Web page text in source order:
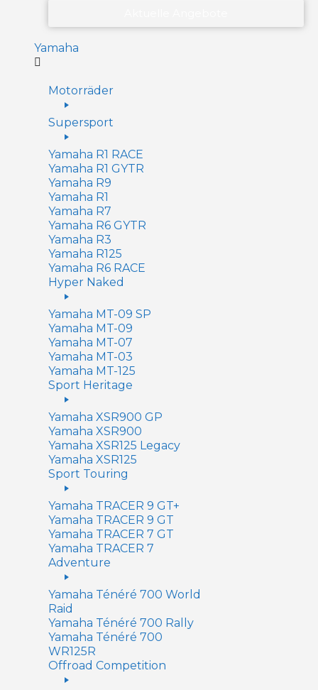
Yamaha
Motorräder
Supersport
Yamaha R1 RACE
Yamaha R1 GYTR
Yamaha R9
Yamaha R1
Yamaha R7
Yamaha R6 GYTR
Yamaha R3
Yamaha R125
Yamaha R6 RACE
Hyper Naked
Yamaha MT-09 SP
Yamaha MT-09
Yamaha MT-07
Yamaha MT-03
Yamaha MT-125
Sport Heritage
Yamaha XSR900 GP
Yamaha XSR900
Yamaha XSR125 Legacy
Yamaha XSR125
Sport Touring
Yamaha TRACER 9 GT+
Yamaha TRACER 9 GT
Yamaha TRACER 7 GT
Yamaha TRACER 7
Adventure
Yamaha Ténéré 700 World
Raid
Yamaha Ténéré 700 Rally
Yamaha Ténéré 700
WR125R
Offroad Competition